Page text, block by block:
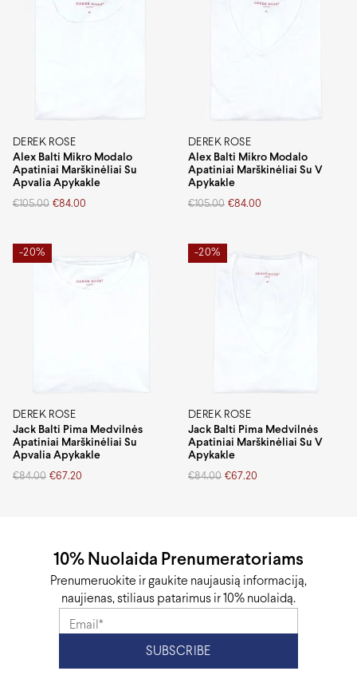
DEREK ROSE
Alex Balti Mikro Modalo
Apatiniai Marškinėliai Su
Apvalia Apykakle
€105.00
Original
€105.00.
€84.00
Current
€84.00.
DEREK ROSE
Alex Balti Mikro Modalo
Apatiniai Marškinėliai Su V
Apykakle
€105.00
Original
€105.00.
€84.00
Current
€84.00.
-20%
DEREK ROSE
Jack Balti Pima Medvilnės
Apatiniai Marškinėliai Su
Apvalia Apykakle
€84.00
Original €67.20
Current
-20%
DEREK ROSE
Jack Balti Pima Medvilnės
Apatiniai Marškinėliai Su V
Apykakle
€84.00
Original €67.20
Current
10% Nuolaida Prenumeratoriams
Prenumeruokite ir gaukite naujausią informaciją,
naujienas, stiliaus patarimus ir 10% nuolaidą.